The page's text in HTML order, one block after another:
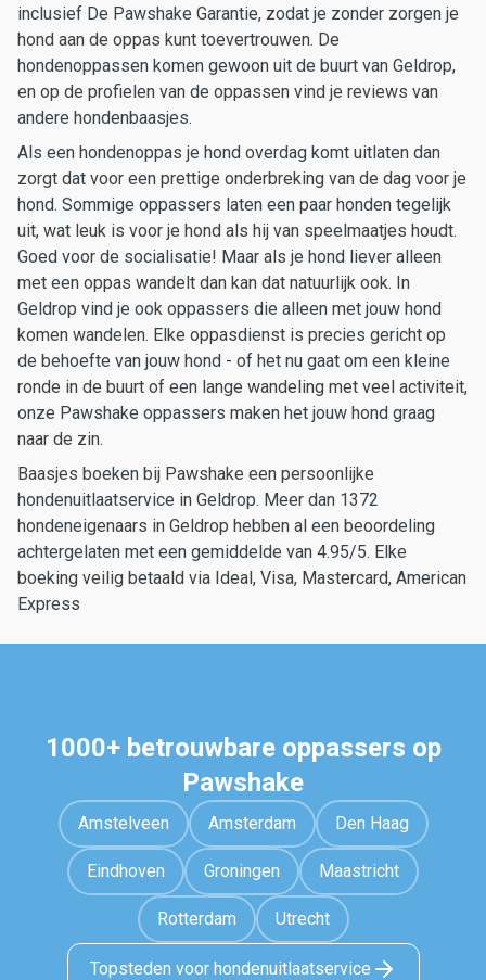
inclusief De Pawshake Garantie, zodat je zonder zorgen je
hond aan de oppas kunt toevertrouwen. De
hondenoppassen komen gewoon uit de buurt van Geldrop,
en op de profielen van de oppassen vind je reviews van
andere hondenbaasjes.
Als een hondenoppas je hond overdag komt uitlaten dan
zorgt dat voor een prettige onderbreking van de dag voor je
hond. Sommige oppassers laten een paar honden tegelijk
uit, wat leuk is voor je hond als hij van speelmaatjes houdt.
Goed voor de socialisatie! Maar als je hond liever alleen
met een oppas wandelt dan kan dat natuurlijk ook. In
Geldrop vind je ook oppassers die alleen met jouw hond
komen wandelen. Elke oppasdienst is precies gericht op
de behoefte van jouw hond - of het nu gaat om een kleine
ronde in de buurt of een lange wandeling met veel activiteit,
onze Pawshake oppassers maken het jouw hond graag
naar de zin.
Baasjes boeken bij Pawshake een persoonlijke
hondenuitlaatservice in Geldrop. Meer dan 1372
hondeneigenaars in Geldrop hebben al een beoordeling
achtergelaten met een gemiddelde van 4.95/5. Elke
boeking veilig betaald via Ideal, Visa, Mastercard, American
Express
1000+ betrouwbare oppassers op
Pawshake
Amstelveen Amsterdam Den Haag
Eindhoven Groningen Maastricht
Rotterdam Utrecht
Topsteden voor hondenuitlaatservice